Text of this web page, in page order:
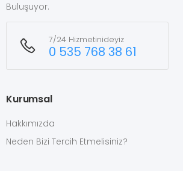
Buluşuyor.
7/24 Hizmetinideyiz
0 535 768 38 61
Kurumsal
Hakkımızda
Neden Bizi Tercih Etmelisiniz?